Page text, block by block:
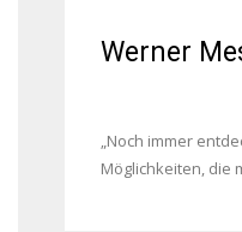
Werner
„Noch immer
Möglichkeiten, die